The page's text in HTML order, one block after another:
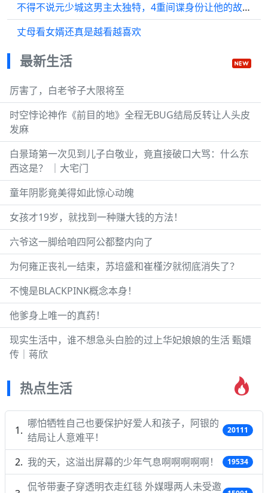
不得不说元少城这男主太独特，4重间谍身份让他的故事充满看点
丈母看女婿还真是越看越喜欢
最新生活
厉害了，白老爷子大限将至
时空悖论神作《前目的地》全程无BUG结局反转让人头皮
发麻
白景琦第一次见到儿子白敬业，竟直接破口大骂：什么东
西这是？ ｜大宅门
童年阴影竟美得如此惊心动魄
女孩才19岁，就找到一种赚大钱的方法！
六爷这一脚给咱四阿公都整内向了
为何雍正丧礼一结束，苏培盛和崔槿汐就彻底消失了？
不愧是BLACKPINK概念本身！
他爹身上唯一的真药！
现实生活中，谁不想急头白脸的过上华妃娘娘的生活 甄嬛
传｜蒋欣
热点生活
哪怕牺牲自己也要保护好爱人和孩子，阿银的
结局让人意难平！
20111
我的天，这溢出屏幕的少年气息啊啊啊啊啊！ 19534
侃爷带妻子穿透明衣走红毯 外媒曝两人未受邀